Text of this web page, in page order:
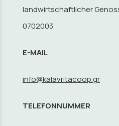
landwirtschaftlicher
0702003
E-MAIL
info@kalavritacoop.gr
TELEFONNUMMER